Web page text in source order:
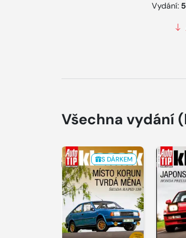
Vydání:
Všechna vydání
S DÁRKEM